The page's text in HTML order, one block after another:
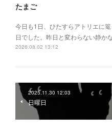
たまご
今日も1日、ひたすらアトリエに篭
日でした。昨日と変わらない静か
2026.08.02 13:12
2025.11.30 12:03
日曜日